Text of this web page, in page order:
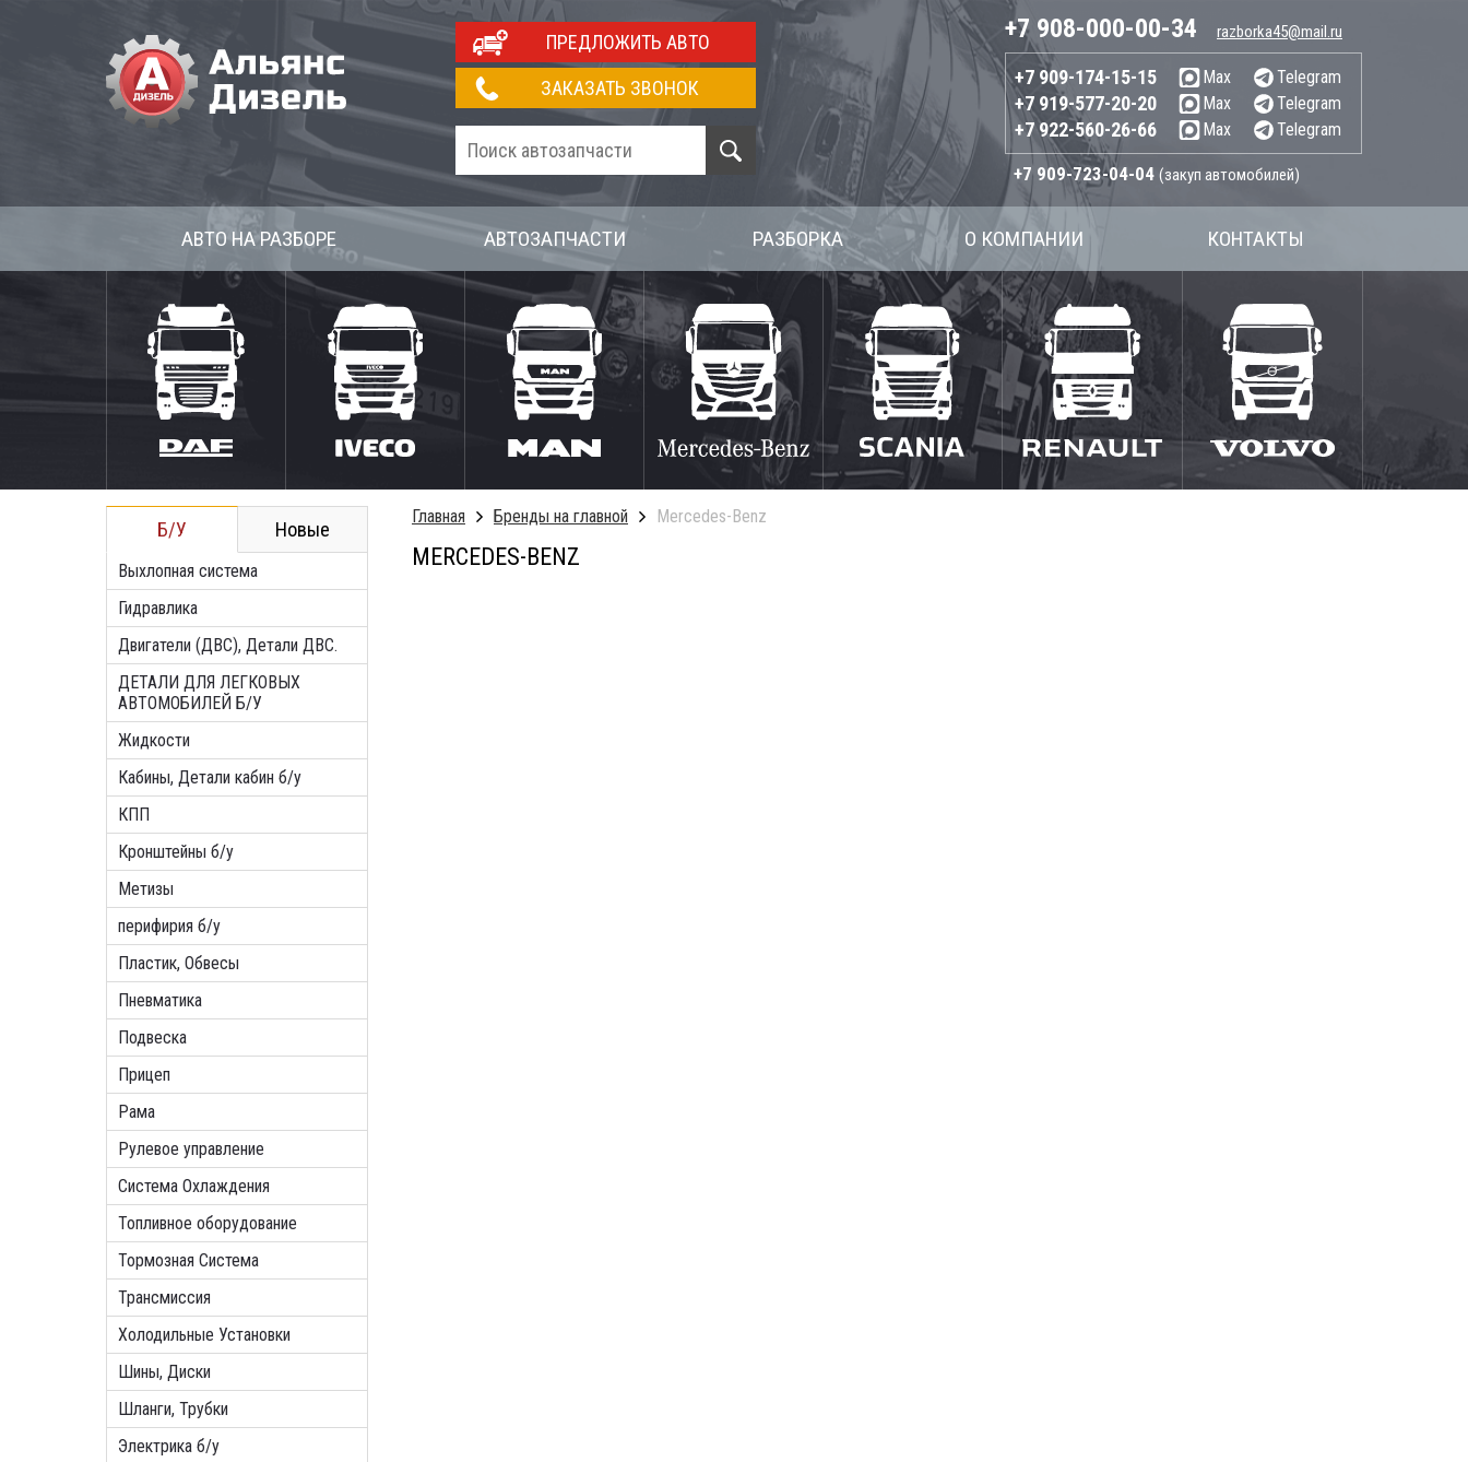
ПРЕДЛОЖИТЬ АВТО
ЗАКАЗАТЬ ЗВОНОК
+7 908-000-00-34 razborka45@mail.ru
+7 909-174-15-15 Max Telegram
+7 919-577-20-20 Max Telegram
+7 922-560-26-66 Max Telegram
+7 909-723-04-04 (закуп автомобилей)
АВТО НА РАЗБОРЕ АВТОЗАПЧАСТИ РАЗБОРКА О КОМПАНИИ КОНТАКТЫ
Б/У Новые
Выхлопная система
Гидравлика
Двигатели (ДВС), Детали ДВС.
ДЕТАЛИ ДЛЯ ЛЕГКОВЫХ
АВТОМОБИЛЕЙ Б/У
Жидкости
Кабины, Детали кабин б/у
КПП
Кронштейны б/у
Метизы
перифирия б/у
Пластик, Обвесы
Пневматика
Подвеска
Прицеп
Рама
Рулевое управление
Система Охлаждения
Топливное оборудование
Тормозная Система
Трансмиссия
Холодильные Установки
Шины, Диски
Шланги, Трубки
Электрика б/у
Главная Бренды на главной Mercedes-Benz
MERCEDES-BENZ